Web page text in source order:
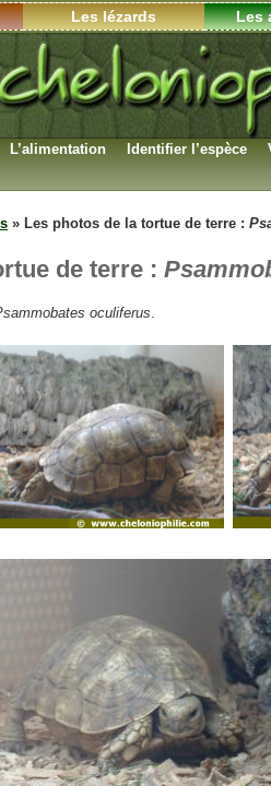
Les lézards Les
L’alimentation Identifier l’espèce
» Les photos de la tortue de terre :
de terre :
oculiferus.